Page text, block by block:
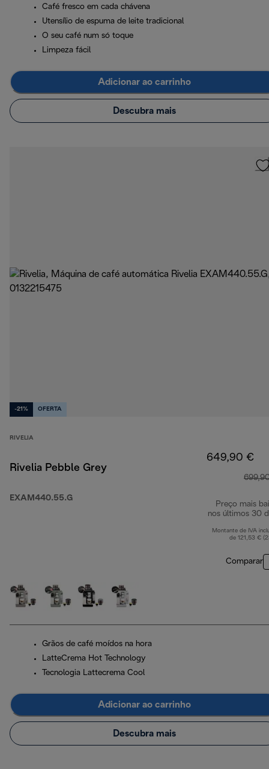
Café fresco em cada chávena
Utensílio de espuma de leite tradicional
O seu café num só toque
Limpeza fácil
Adicionar ao carrinho
Descubra mais
-21% OFERTA
RIVELIA
Rivelia Pebble Grey
EXAM440.55.G
649,90 €
Preço mais
nos últimos 30
Montante de IVA
de 121,53 €
Comparar
Grãos de café moídos na hora
LatteCrema Hot Technology
Tecnologia Lattecrema Cool
Adicionar ao carrinho
Descubra mais